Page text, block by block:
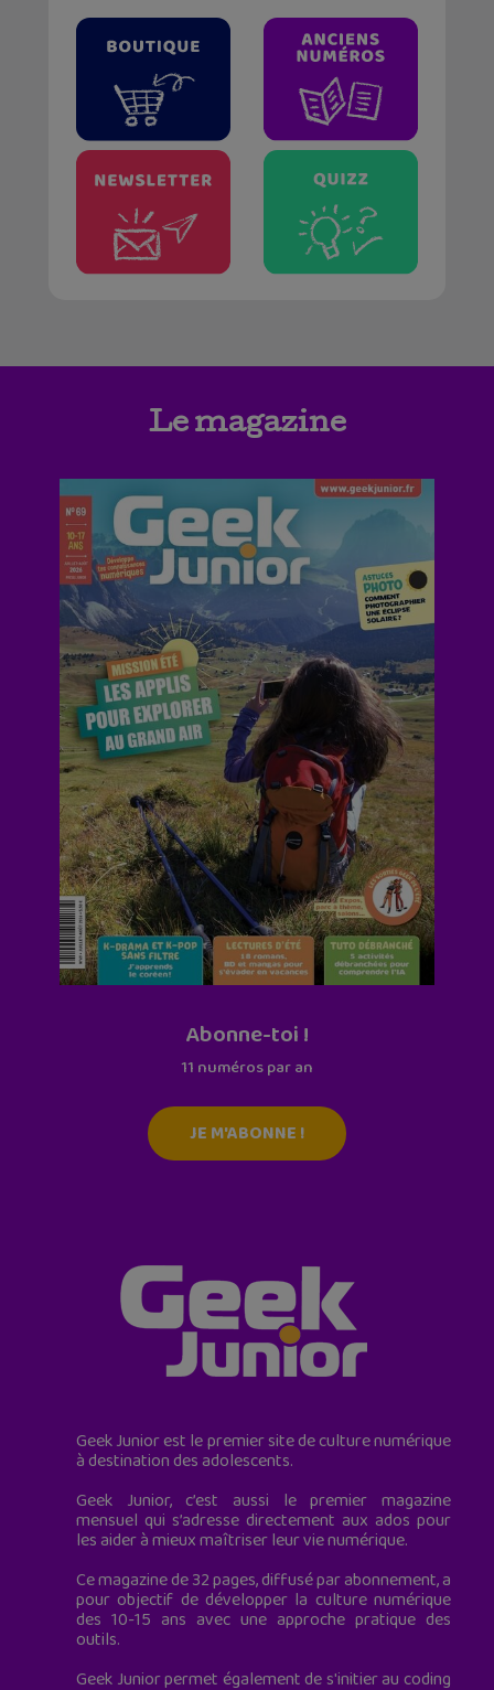
Le magazine
Abonne-toi !
11 numéros par an
JE M'ABONNE !
Geek Junior est le premier site de culture numérique
à destination des adolescents.
Geek Junior, c’est aussi le premier magazine
mensuel qui s’adresse directement aux ados pour
les aider à mieux maîtriser leur vie numérique.
Ce magazine de 32 pages, diffusé par abonnement, a
pour objectif de développer la culture numérique
des 10-15 ans avec une approche pratique des
outils.
Geek Junior permet également de s'initier au coding